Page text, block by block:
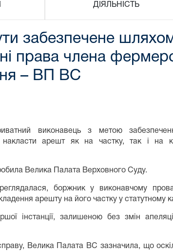
ДІЯЛЬНІСТЬ
забезпечене
права члена
– ВП ВС
виконавець з метою
накласти арешт як на частку, так і на
Велика Палата Верховного Суду.
боржник у виконавчому
арешту на його частку у статутному
інстанції, залишеною без змін
Велика Палата ВС зазначила, що